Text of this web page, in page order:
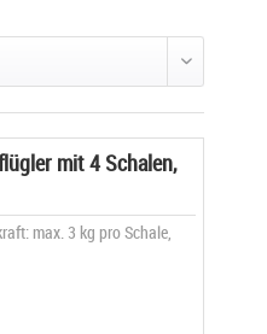
mit 4 Schalen,
max. 3 kg pro Schale,